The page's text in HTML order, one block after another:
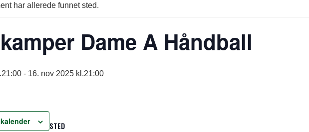
har allerede funnet sted.
Dame A Håndball
- 16. nov 2025 kl.21:00
STED